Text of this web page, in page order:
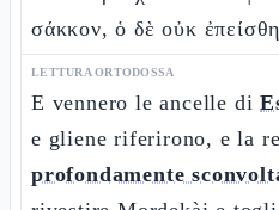
σάκκον, ὁ δὲ οὐκ
LETTURA ORTODOSSA
E vennero le ancelle di
e gliene riferirono, e la
profondamente